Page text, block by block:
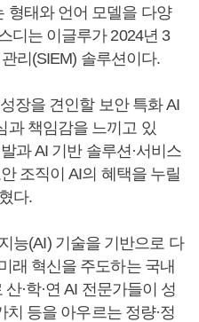
형태와 언어 모델을 다양
디는 이글루가 2024년 3
리(SIEM) 솔루션이다.
장을 견인할 보안 특화 AI
과 책임감을 느끼고 있
과 AI 기반 솔루션·서비스
조직이 AI의 혜택을 누릴
다.
능(AI) 기술을 기반으로 다
래 혁신을 주도하는 국내
·학·연 AI 전문가들이 성
등을 아우르는 정량·정